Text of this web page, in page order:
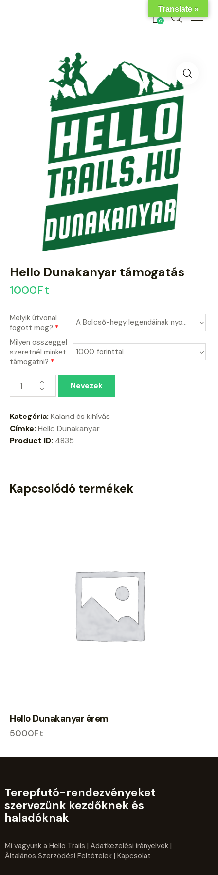
0
Hello Dunakanyar támogatás
1000Ft
Melyik útvonal
fogott meg? *
Milyen összeggel
szeretnél minket
támogatni? *
Nevezek
Kategória: Kaland és kihívás
Címke: Hello Dunakanyar
Product ID: 4835
Kapcsolódó termékek
Hello Dunakanyar érem
5000Ft
Terepfutó-rendezvényeket
szervezünk kezdőknek és
haladóknak
Mi vagyunk a Hello Trails | Adatkezelési irányelvek |
Általános Szerződési Feltételek | Kapcsolat
Translate »